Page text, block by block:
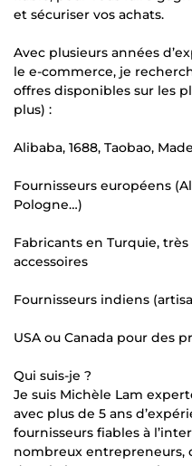
et sécuriser vos achats.
Avec plusieurs années
le e-commerce, je
offres disponibles sur les
plus) :
Alibaba, 1688, Taobao,
Fournisseurs européens
Pologne…)
Fabricants en Turquie,
accessoires
Fournisseurs indiens
USA ou Canada pour des
Qui suis-je ?
Je suis Michèle Lam
avec plus de 5 ans
fournisseurs fiables à
nombreux entrepreneurs,